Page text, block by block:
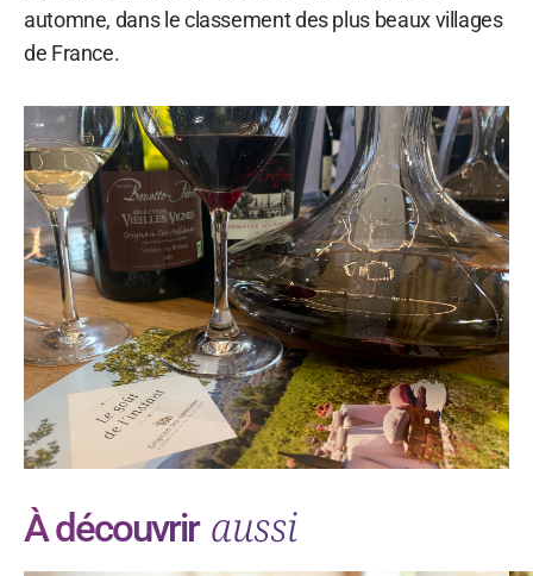
automne, dans le classement des plus beaux villages
de France.
À découvrir aussi